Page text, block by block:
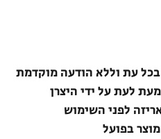
עת וללא הודעה מוקדמת
לעת על ידי היצרן
לפני השימוש
בפועל